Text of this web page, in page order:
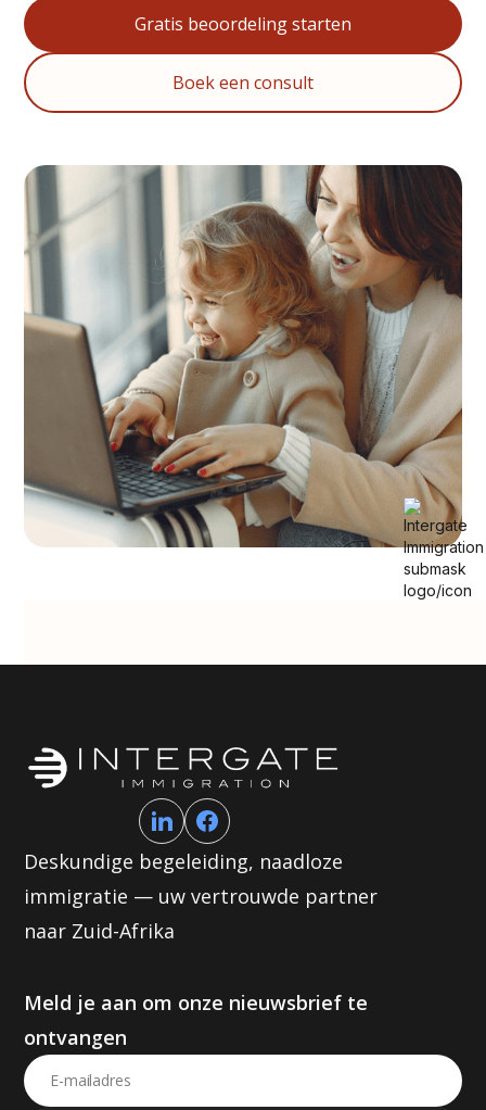
Gratis beoordeling starten
Boek een consult
Deskundige begeleiding, naadloze
immigratie — uw vertrouwde partner
naar Zuid-Afrika
Meld je aan om onze nieuwsbrief te
ontvangen